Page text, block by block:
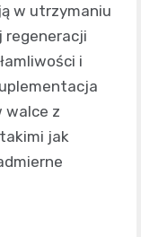
w utrzymaniu
regeneracji
i
walce z
jak